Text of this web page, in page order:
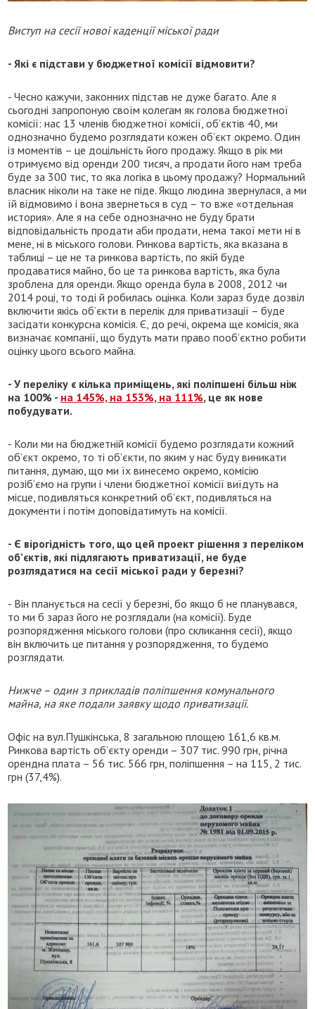
Виступ на сесії нової каденції міської ради
- Які є підстави у бюджетної комісії відмовити?
- Чесно кажучи, законних підстав не дуже багато. Але я
сьогодні запропоную своїм колегам як голова бюджетної
комісії: нас 13 членів бюджетної комісії, об’єктів 40, ми
однозначно будемо розглядати кожен об’єкт окремо. Один
із моментів – це доцільність його продажу. Якщо в рік ми
отримуємо від оренди 200 тисяч, а продати його нам треба
буде за 300 тис, то яка логіка в цьому продажу? Нормальний
власник ніколи на таке не піде. Якщо людина звернулася, а ми
їй відмовимо і вона звернеться в суд – то вже «отдельная
история». Але я на себе однозначно не буду брати
відповідальність продати аби продати, нема такої мети ні в
мене, ні в міського голови. Ринкова вартість, яка вказана в
таблиці – це не та ринкова вартість, по якій буде
продаватися майно, бо це та ринкова вартість, яка була
зроблена для оренди. Якщо оренда була в 2008, 2012 чи
2014 році, то тоді й робилась оцінка. Коли зараз буде дозвіл
включити якісь об’єкти в перелік для приватизації – буде
засідати конкурсна комісія. Є, до речі, окрема ще комісія, яка
визначає компанії, що будуть мати право пооб’єктно робити
оцінку цього всього майна.
- У переліку є кілька приміщень, які поліпшені більш ніж
на 100% - на 145%, на 153%, на 111%, це як нове
побудувати.
- Коли ми на бюджетній комісії будемо розглядати кожний
об’єкт окремо, то ті об’єкти, по яким у нас буду виникати
питання, думаю, що ми їх винесемо окремо, комісію
розіб’ємо на групи і члени бюджетної комісії виїдуть на
місце, подивляться конкретний об’єкт, подивляться на
документи і потім доповідатимуть на комісії.
- Є вірогідність того, що цей проект рішення з переліком
об’єктів, які підлягають приватизації, не буде
розглядатися на сесії міської ради у березні?
- Він планується на сесії у березні, бо якщо б не планувався,
то ми б зараз його не розглядали (на комісії). Буде
розпорядження міського голови (про скликання сесії), якщо
він включить це питання у розпорядження, то будемо
розглядати.
Нижче – один з прикладів поліпшення комунального
майна, на яке подали заявку щодо приватизації.
Офіс на вул.Пушкінська, 8 загальною площею 161,6 кв.м.
Ринкова вартість об’єкту оренди – 307 тис. 990 грн, річна
орендна плата – 56 тис. 566 грн, поліпшення – на 115, 2 тис.
грн (37,4%).